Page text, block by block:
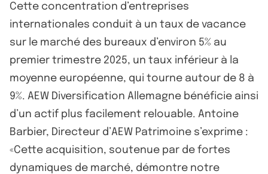
Cette concentration d’entreprises
internationales conduit à un taux de vacance
sur le marché des bureaux d’environ 5% au
premier trimestre 2025, un taux inférieur à la
moyenne européenne, qui tourne autour de 8 à
9%. AEW Diversification Allemagne bénéficie ainsi
d’un actif plus facilement relouable. Antoine
Barbier, Directeur d’AEW Patrimoine s’exprime :
«Cette acquisition, soutenue par de fortes
dynamiques de marché, démontre notre